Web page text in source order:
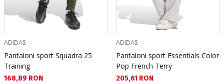
ADIDAS
Pantaloni sport Squadra 25
Training
Текуща цена:
168,89 RON
ADIDAS
Pantaloni sport Essentials Color
Pop French Terry
Текуща цена:
205,61 RON